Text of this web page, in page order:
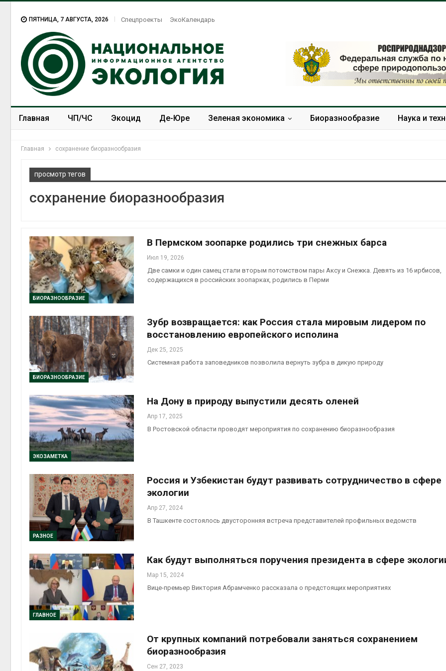
ПЯТНИЦА, 7 АВГУСТА, 2026 Спецпроекты ЭкоКалендарь
Главная ЧП/ЧС Экоцид Де-Юре Зеленая экономика Биоразнообразие Наука и
Главная сохранение биоразнообразия
просмотр тегов
сохранение биоразнообразия
БИОРАЗНООБРАЗИЕ
В Пермском зоопарке родились три снежных барса
Июл 19, 2026
Две самки и один самец стали вторым потомством пары Аксу и Снежка. Девять из 16 ирбисов,
содержащихся в российских зоопарках, родились в Перми
БИОРАЗНООБРАЗИЕ
Зубр возвращается: как Россия стала мировым лидером по
восстановлению европейского исполина
Дек 25, 2025
Системная работа заповедников позволила вернуть зубра в дикую природу
ЭКОЗАМЕТКА
На Дону в природу выпустили десять оленей
Апр 17, 2025
В Ростовской области проводят мероприятия по сохранению биоразнообразия
РАЗНОЕ
Россия и Узбекистан будут развивать сотрудничество в сфере
экологии
Апр 27, 2024
В Ташкенте состоялось двусторонняя встреча представителей профильных ведомств
ГЛАВНОЕ
Как будут выполняться поручения президента в сфере
Мар 15, 2024
Вице-премьер Виктория Абрамченко рассказала о предстоящих мероприятиях
От крупных компаний потребовали заняться сохранением
биоразнообразия
Сен 27, 2023
Авг 7, 2026
ограничивает загрузку
судов из-за дефицита
Шэньси из-за паводков
эвакуировали более 140
вторсырья
Учёные предложили
Авг 6, 2026
Авг 7, 2026
увеличить
может
центра Google
Авг 7, 2026